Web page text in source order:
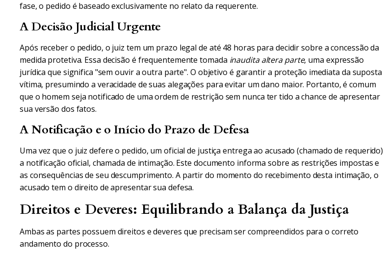
fase, o pedido é baseado exclusivamente no relato da requerente.
A Decisão Judicial Urgente
Após receber o pedido, o juiz tem um prazo legal de até 48 horas para decidir sobre a concessão da
medida protetiva. Essa decisão é frequentemente tomada inaudita altera parte, uma expressão
jurídica que significa "sem ouvir a outra parte". O objetivo é garantir a proteção imediata da suposta
vítima, presumindo a veracidade de suas alegações para evitar um dano maior. Portanto, é comum
que o homem seja notificado de uma ordem de restrição sem nunca ter tido a chance de apresentar
sua versão dos fatos.
A Notificação e o Início do Prazo de Defesa
Uma vez que o juiz defere o pedido, um oficial de justiça entrega ao acusado (chamado de requerido)
a notificação oficial, chamada de intimação. Este documento informa sobre as restrições impostas e
as consequências de seu descumprimento. A partir do momento do recebimento desta intimação, o
acusado tem o direito de apresentar sua defesa.
Direitos e Deveres: Equilibrando a Balança da Justiça
Ambas as partes possuem direitos e deveres que precisam ser compreendidos para o correto
andamento do processo.